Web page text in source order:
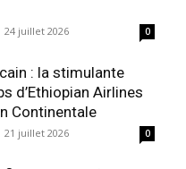
24 juillet 2026 0
: la stimulante
d’Ethiopian Airlines
Continentale
21 juillet 2026 0